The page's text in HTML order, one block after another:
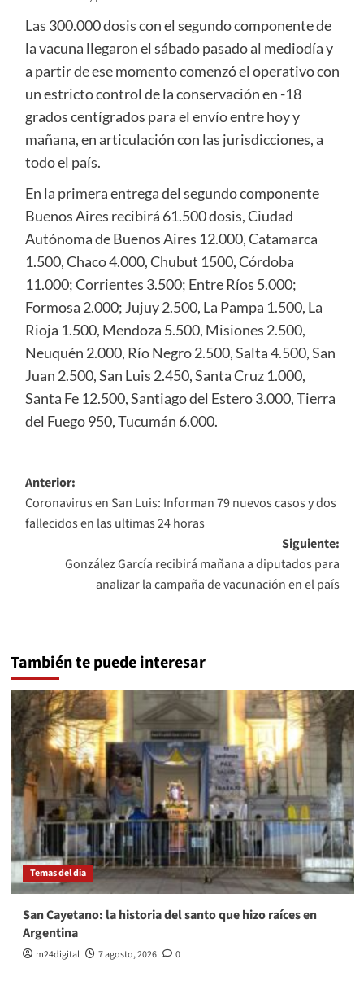
Las 300.000 dosis con el segundo componente de
la vacuna llegaron el sábado pasado al mediodía y
a partir de ese momento comenzó el operativo con
un estricto control de la conservación en -18
grados centígrados para el envío entre hoy y
mañana, en articulación con las jurisdicciones, a
todo el país.
En la primera entrega del segundo componente
Buenos Aires recibirá 61.500 dosis, Ciudad
Autónoma de Buenos Aires 12.000, Catamarca
1.500, Chaco 4.000, Chubut 1500, Córdoba
11.000; Corrientes 3.500; Entre Ríos 5.000;
Formosa 2.000; Jujuy 2.500, La Pampa 1.500, La
Rioja 1.500, Mendoza 5.500, Misiones 2.500,
Neuquén 2.000, Río Negro 2.500, Salta 4.500, San
Juan 2.500, San Luis 2.450, Santa Cruz 1.000,
Santa Fe 12.500, Santiago del Estero 3.000, Tierra
del Fuego 950, Tucumán 6.000.
Navegación
de
entradas
Anterior:
Coronavirus en San Luis: Informan 79 nuevos casos y dos
fallecidos en las ultimas 24 horas
Siguiente:
González García recibirá mañana a diputados para
analizar la campaña de vacunación en el país
También te puede interesar
Temas del dia
San Cayetano: la historia del santo que hizo raíces en
Argentina
m24digital 7 agosto, 2026 0